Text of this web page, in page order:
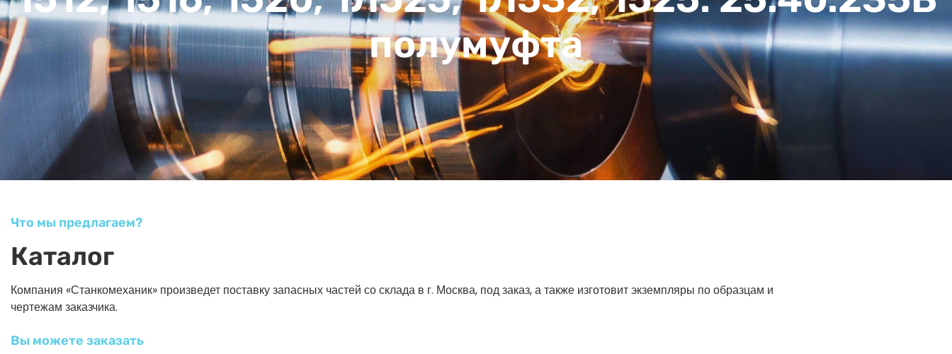
полумуфта
Что мы предлагаем?
Каталог
Компания «Станкомеханик» произведет поставку запасных частей со склада в г. Москва, под заказ, а также изготовит экземпляры по образцам и
чертежам заказчика.
Вы можете заказать